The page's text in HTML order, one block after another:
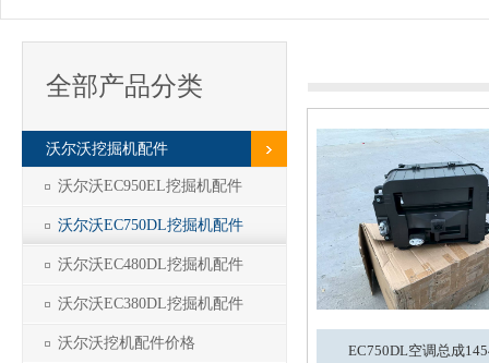
全部产品分类
沃尔沃挖掘机配件
沃尔沃EC950EL挖掘机配件
沃尔沃EC750DL挖掘机配件
沃尔沃EC480DL挖掘机配件
沃尔沃EC380DL挖掘机配件
沃尔沃挖机配件价格 EC750DL空调总成